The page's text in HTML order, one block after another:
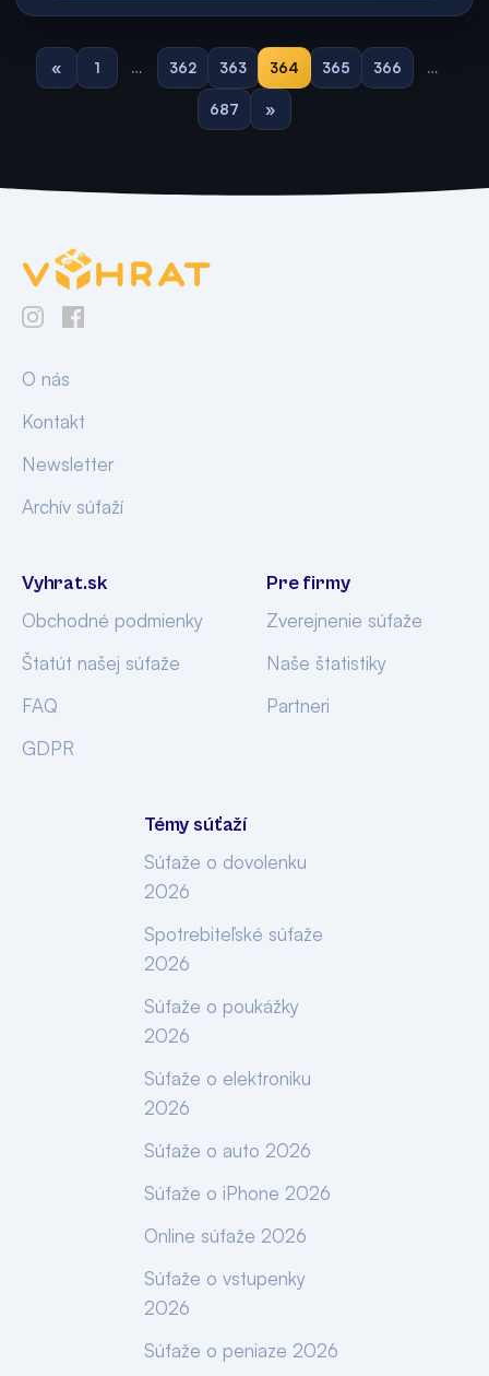
« 1 … 362 363 364 365 366 …
687 »
O nás
Kontakt
Newsletter
Archív súťaží
Vyhrat.sk
Obchodné podmienky
Štatút našej súťaže
FAQ
GDPR
Pre firmy
Zverejnenie súťaže
Naše štatistiky
Partneri
Témy súťaží
Súťaže o dovolenku
2026
Spotrebiteľské súťaže
2026
Súťaže o poukážky
2026
Súťaže o elektroniku
2026
Súťaže o auto 2026
Súťaže o iPhone 2026
Online súťaže 2026
Súťaže o vstupenky
2026
Súťaže o peniaze 2026